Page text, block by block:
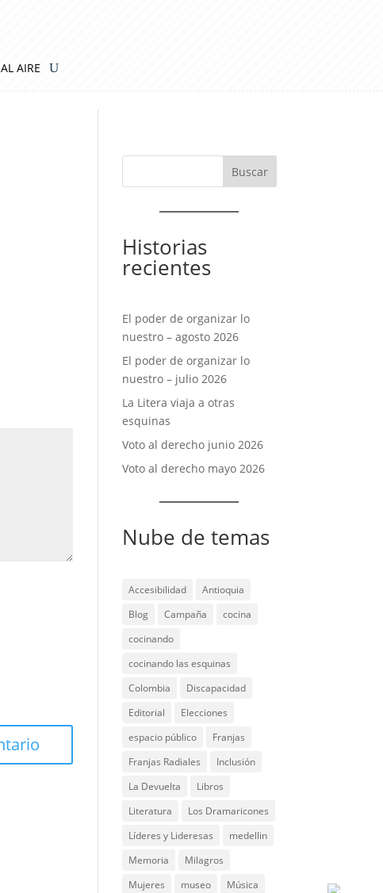
AL AIRE
Historias
recientes
El poder de organizar lo
nuestro – agosto 2026
El poder de organizar lo
nuestro – julio 2026
La Litera viaja a otras
esquinas
Voto al derecho junio 2026
Voto al derecho mayo 2026
Nube de temas
Accesibilidad
Antioquia
Blog
Campaña
cocina
cocinando
cocinando las esquinas
Colombia
Discapacidad
Editorial
Elecciones
espacio público
Franjas
Franjas Radiales
Inclusión
La Devuelta
Libros
Literatura
Los Dramaricones
Líderes y Lideresas
medellin
Memoria
Milagros
Mujeres
museo
Música